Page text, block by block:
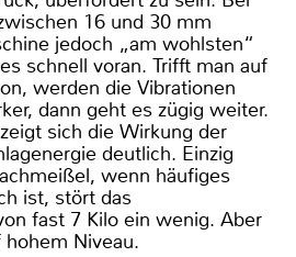
16 und 30 mm
jedoch „am wohlsten“
schnell voran. Trifft man auf
werden die Vibrationen
dann geht es zügig weiter.
sich die Wirkung der
deutlich. Einzig
wenn häufiges
ist, stört das
fast 7 Kilo ein wenig. Aber
Niveau.